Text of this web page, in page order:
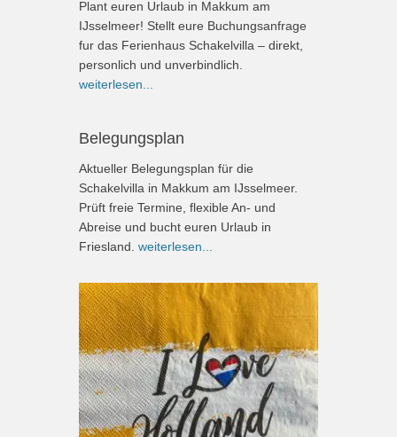
Plant euren Urlaub in Makkum am
IJsselmeer! Stellt eure Buchungsanfrage
fur das Ferienhaus Schakelvilla – direkt,
personlich und unverbindlich.
weiterlesen...
Belegungsplan
Aktueller Belegungsplan für die
Schakelvilla in Makkum am IJsselmeer.
Prüft freie Termine, flexible An- und
Abreise und bucht euren Urlaub in
Friesland. weiterlesen...